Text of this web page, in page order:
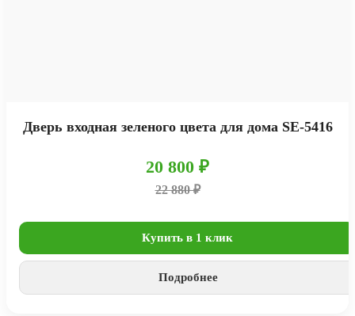
Дверь входная зеленого цвета для дома SE-5416
20 800 ₽
22 880 ₽
Купить в 1 клик
Подробнее